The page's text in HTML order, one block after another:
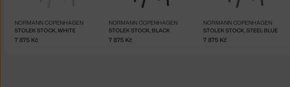
STOLEK STOCK, WHITE
NORMANN COPENHAGEN
7 875 Kč
STOLEK STOCK, BLACK
NORMANN COPENHAGEN
7 875 Kč
STOLEK STOCK, STEEL BLUE
NORMANN COPENHAGEN
7 875 Kč